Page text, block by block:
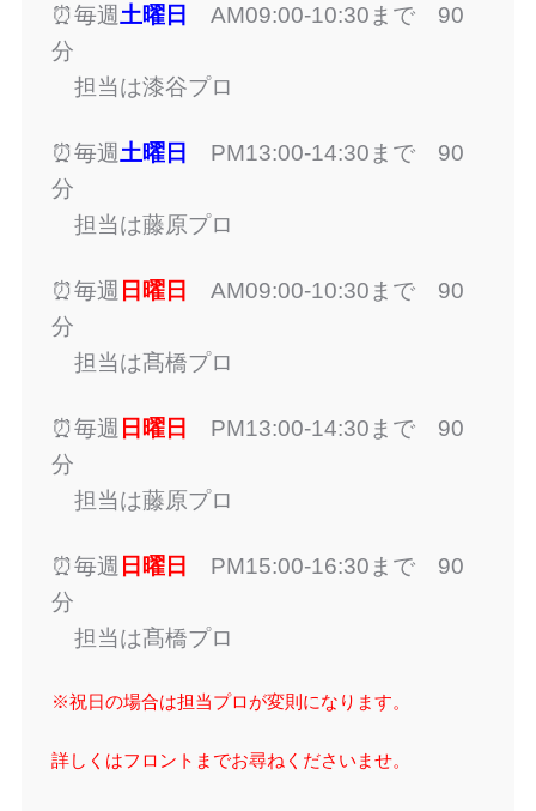
⏰毎週 土曜日
AM09:00-10:30まで 90
分
担当は漆谷プロ
⏰毎週 土曜日
PM13:00-14:30まで 90
分
担当は藤原プロ
⏰毎週 日曜日
AM09:00-10:30まで 90
分
担当は髙橋プロ
⏰毎週 日曜日
PM13:00-14:30まで 90
分
担当は藤原プロ
⏰毎週 日曜日
PM15:00-16:30まで 90
分
担当は髙橋プロ
※祝日の場合は担当プロが変則になります。
詳しくはフロントまでお尋ねくださいませ。